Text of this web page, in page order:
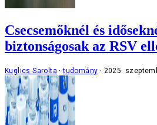
Csecsemőknél és
biztonságosak az RSV
Kuglics Sarolta tudomány 2025.